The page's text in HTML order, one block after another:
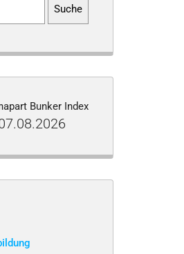
Bunker Index